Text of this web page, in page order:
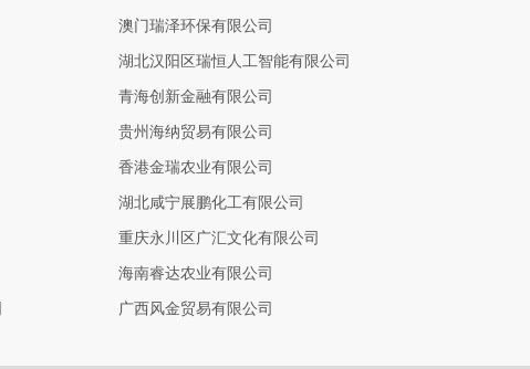
澳门瑞泽环保有限公司
湖北汉阳区瑞恒人工智能有限公司
青海创新金融有限公司
贵州海纳贸易有限公司
香港金瑞农业有限公司
湖北咸宁展鹏化工有限公司
重庆永川区广汇文化有限公司
海南睿达农业有限公司
广西风金贸易有限公司